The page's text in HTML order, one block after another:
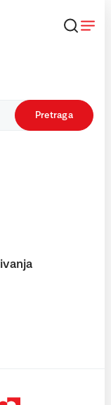
Pretraga